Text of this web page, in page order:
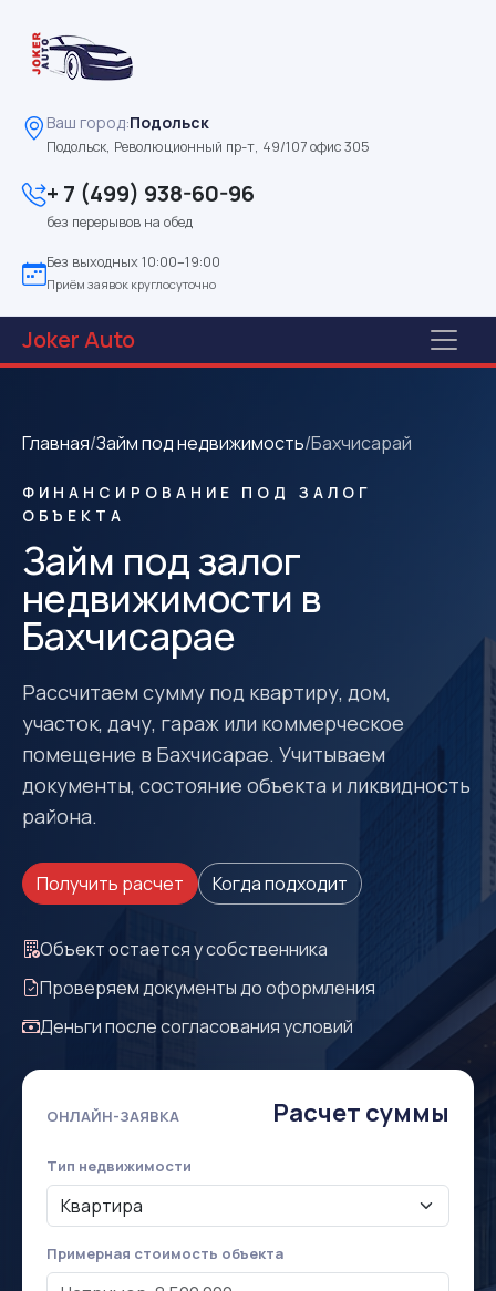
Ваш город:Подольск
Подольск, Революционный пр-т, 49/107 офис 305
+ 7 (499) 938-60-96
без перерывов на обед
Без выходных 10:00–19:00
Приём заявок круглосуточно
JokerAuto
Главная/Займ под недвижимость/Бахчисарай
ФИНАНСИРОВАНИЕ ПОД ЗАЛОГ
ОБЪЕКТА
Займ под залог
недвижимости в
Бахчисарае
Рассчитаем сумму под квартиру, дом,
участок, дачу, гараж или коммерческое
помещение в Бахчисарае. Учитываем
документы, состояние объекта и ликвидность
района.
Получить расчет Когда подходит
Объект остается у собственника
Проверяем документы до оформления
Деньги после согласования условий
ОНЛАЙН-ЗАЯВКА Расчет суммы
Тип недвижимости
Примерная стоимость объекта